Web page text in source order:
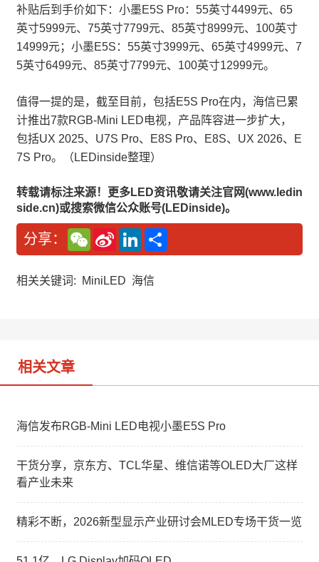
补贴后到手价如下：小墨E5S Pro：55英寸4499元、65
英寸5999元、75英寸7799元、85英寸8999元、100英寸
14999元；小墨E5S：55英寸3999元、65英寸4999元、7
5英寸6499元、85英寸7799元、100英寸12999元。
值得一提的是，截至目前，包括E5S Pro在内，海信已累
计推出7款RGB-Mini LED电视，产品阵容进一步扩大，
包括UX 2025、U7S Pro、E8S Pro、E8S、UX 2026、E
7S Pro。（LEDinside整理）
转载请标注来源！更多LED资讯敬请关注官网(www.ledin
side.cn)或搜索微信公众账号(LEDinside)。
分享：
W
e
C
a
S
n
W
L
n
e
相关关键词: MiniLED 海信
相关文章
海信发布RGB-Mini LED电视小墨E5S Pro
干货分享，京东方、TCL华星、维信诺等OLED大厂这样
看产业未来
精彩不断，2026新型显示产业研讨会MLED专场干货一览